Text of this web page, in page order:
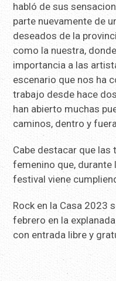
habló de sus
parte nuevamente de
deseados de la
como la nuestra,
importancia a las
escenario que nos ha
trabajo desde hace
han abierto muchas
caminos, dentro y
Cabe destacar que las
femenino que, durante
festival viene
Rock en la Casa 2023
febrero en la
con entrada libre y